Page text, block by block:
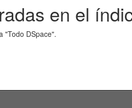
en el
"Todo DSpace".